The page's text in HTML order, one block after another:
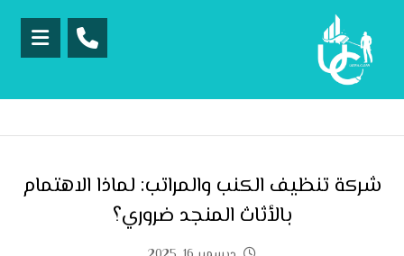
شركة تنظيف الكنب والمراتب: لماذا الاهتمام
بالأثاث المنجد ضروري؟